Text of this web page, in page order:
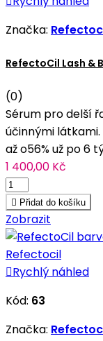
Značka:
RefectoCil Lash &
(0)
Sérum pro delší
účinnými látkami.
až o56% už po 6
1 400,00 Kč
 Přidat do košíku
Zobrazit
Rychlý náhled
Kód: 63
Značka: